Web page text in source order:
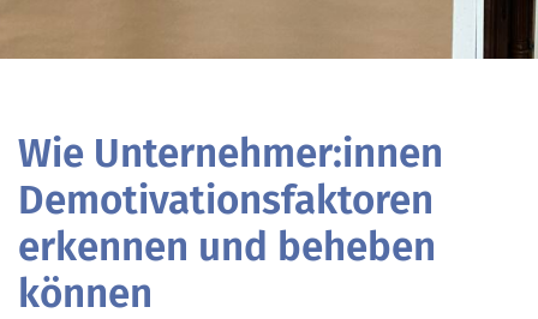
Wie Unternehmer:innen
Demotivationsfaktoren
erkennen und beheben
können